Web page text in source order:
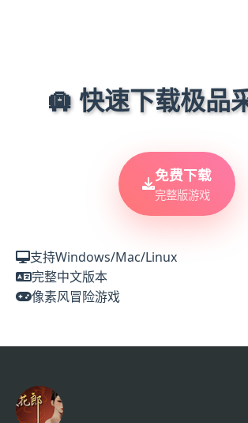
🛄 快速下载极品
免费下载
完整版游戏
支持Windows/Mac/Linux
完整中文版本
像素风冒险游戏